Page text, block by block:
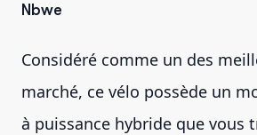
Nbwe
Considéré comme un des
marché, ce vélo possède un
à puissance hybride que vous